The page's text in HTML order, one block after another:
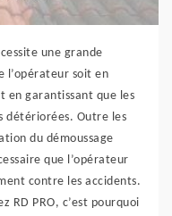
une grande
l’opérateur soit en
en garantissant que les
détériorées. Outre les
du démoussage
que l’opérateur
contre les accidents.
RD PRO, c’est pourquoi